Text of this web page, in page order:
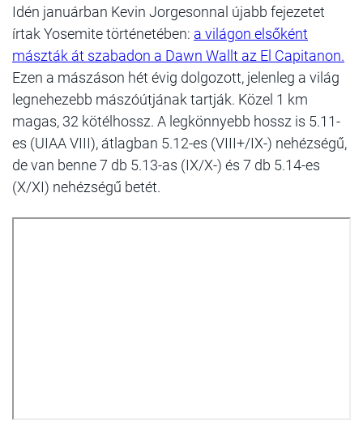
Idén januárban Kevin Jorgesonnal újabb fejezetet
írtak Yosemite történetében: a világon elsőként
mászták át szabadon a Dawn Wallt az El Capitanon.
Ezen a mászáson hét évig dolgozott, jelenleg a világ
legnehezebb mászóútjának tartják. Közel 1 km
magas, 32 kötélhossz. A legkönnyebb hossz is 5.11-
es (UIAA VIII), átlagban 5.12-es (VIII+/IX-) nehézségű,
de van benne 7 db 5.13-as (IX/X-) és 7 db 5.14-es
(X/XI) nehézségű betét.